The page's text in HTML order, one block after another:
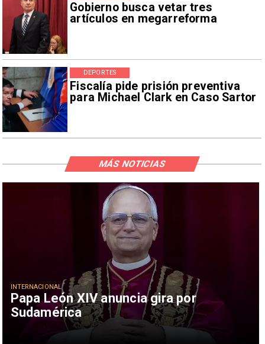
Gobierno busca vetar tres
artículos en megarreforma
Fiscalía pide prisión preventiva
para Michael Clark en Caso Sartor
DEPORTES
Papa León XIV anuncia gira por
Sudamérica
INTERNACIONAL
MÁS NOTICIAS